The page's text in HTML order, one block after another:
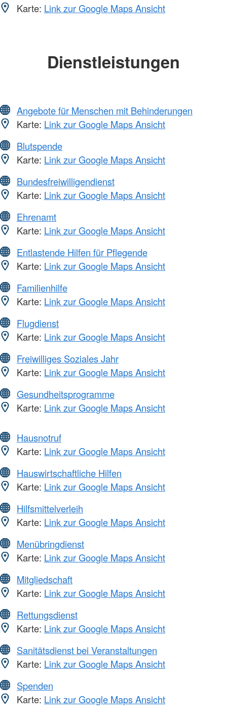
Karte: Link zur Google Maps Ansicht
Dienstleistungen
Angebote für Menschen mit Behinderungen
Karte: Link zur Google Maps Ansicht
Blutspende
Karte: Link zur Google Maps Ansicht
Bundesfreiwilligendienst
Karte: Link zur Google Maps Ansicht
Ehrenamt
Karte: Link zur Google Maps Ansicht
Entlastende Hilfen für Pflegende
Karte: Link zur Google Maps Ansicht
Familienhilfe
Karte: Link zur Google Maps Ansicht
Flugdienst
Karte: Link zur Google Maps Ansicht
Freiwilliges Soziales Jahr
Karte: Link zur Google Maps Ansicht
Gesundheitsprogramme
Karte: Link zur Google Maps Ansicht
Hausnotruf
Karte: Link zur Google Maps Ansicht
Hauswirtschaftliche Hilfen
Karte: Link zur Google Maps Ansicht
Hilfsmittelverleih
Karte: Link zur Google Maps Ansicht
Menübringdienst
Karte: Link zur Google Maps Ansicht
Mitgliedschaft
Karte: Link zur Google Maps Ansicht
Rettungsdienst
Karte: Link zur Google Maps Ansicht
Sanitätsdienst bei Veranstaltungen
Karte: Link zur Google Maps Ansicht
Spenden
Karte: Link zur Google Maps Ansicht